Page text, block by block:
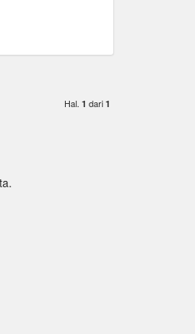
Hal. 1 dari 1